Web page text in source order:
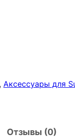
, Аксессуары для
Отзывы (0)